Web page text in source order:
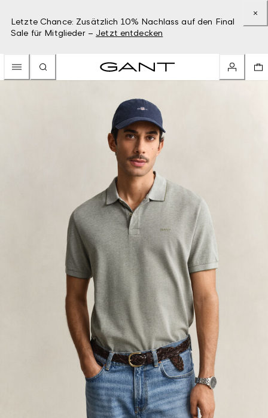
Letzte Chance: Zusätzlich 10% Nachlass auf den Final
Sale für Mitglieder – Jetzt entdecken